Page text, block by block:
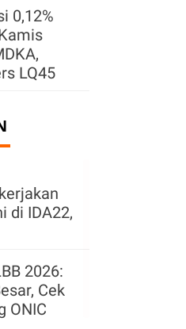
0,12%
LQ45
Jual
Saat
untuk
Pulih
di IDA22,
2026:
Cek
ONIC